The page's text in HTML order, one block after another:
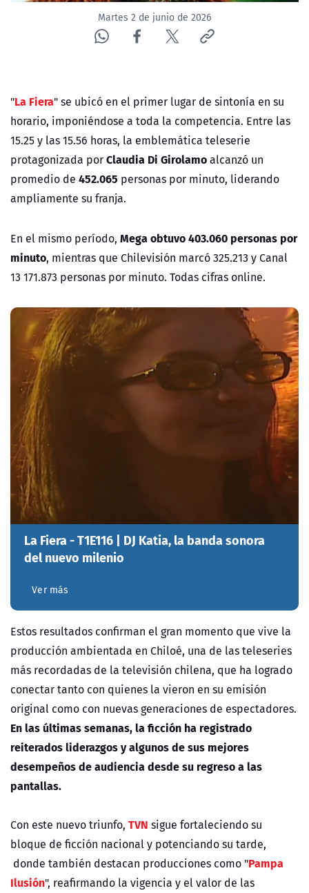
ÁREA DE PROYECTOSMartes 2 de junio de 2026
"La Fiera" se ubicó en el primer lugar de sintonía en su
horario, imponiéndose a toda la competencia. Entre las
15.25 y las 15.56 horas, la emblemática teleserie
protagonizada porClaudia Di Girolamoalcanzó un
promedio de 452.065 personas por minuto, liderando
ampliamente su franja.
En el mismo período, Mega obtuvo 403.060 personas por
minuto, mientras que Chilevisión marcó 325.213 y Canal
13 171.873 personas por minuto. Todas cifras online.
La Fiera - T1E116 | DJ Katia, la banda sonora
del nuevo milenio
Ver más
Estos resultados confirman el gran momento que vive la
producción ambientada en Chiloé, una de las teleseries
más recordadas de la televisión chilena, que ha logrado
conectar tanto con quienes la vieron en su emisión
original como con nuevas generaciones de espectadores.
En las últimas semanas, la ficción ha registrado
reiterados liderazgos y algunos de sus mejores
desempeños de audiencia desde su regreso a las
pantallas.
Con este nuevo triunfo, TVN sigue fortaleciendo su
bloque de ficción nacional y potenciando su tarde,
donde también destacan producciones como "Pampa
Ilusión", reafirmando la vigencia y el valor de las